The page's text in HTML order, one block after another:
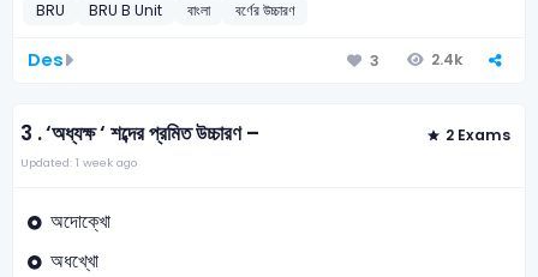
BRU BRU B Unit বাংলা বর্ণের উচ্চারণ
Des 3 2.4k
3 .‘অধ্যক্ষ ‘ শব্দের প্রমিত উচ্চারণ – 2 Exams
Updated: 1 week ago
অদোক্খো
অধখ্খো